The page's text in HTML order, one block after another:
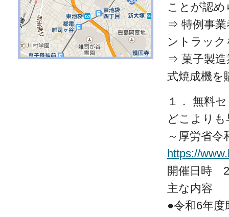
ことが認
⇒ 特例事業
ントラッ
⇒ 菓子製造
式焼成機を
１． 無料
どこより
～厚労省令
https://
開催日時
主な内容
●令和6年